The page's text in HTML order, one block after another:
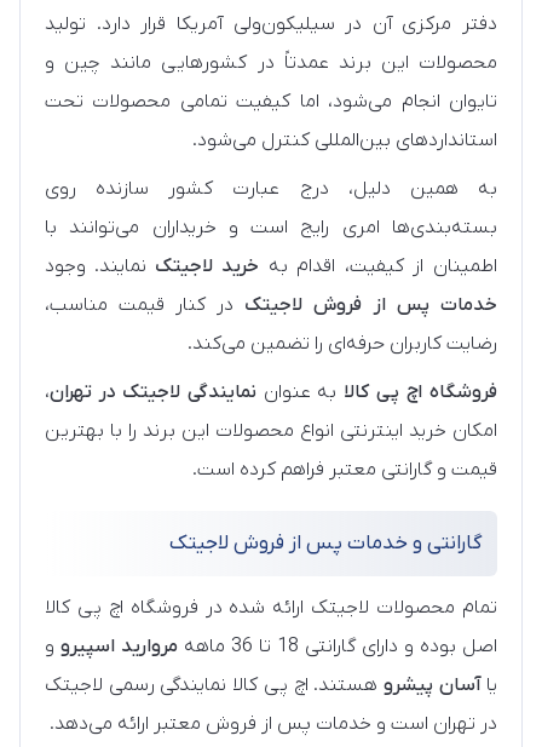
دفتر مرکزی آن در سیلیکون‌ولی آمریکا قرار دارد. تولید
محصولات این برند عمدتاً در کشورهایی مانند چین و
تایوان انجام می‌شود، اما کیفیت تمامی محصولات تحت
استانداردهای بین‌المللی کنترل می‌شود.
به همین دلیل، درج عبارت کشور سازنده روی
بسته‌بندی‌ها امری رایج است و خریداران می‌توانند با
اطمینان از کیفیت، اقدام به خرید لاجیتک نمایند. وجود
خدمات پس از فروش لاجیتک در کنار قیمت مناسب،
رضایت کاربران حرفه‌ای را تضمین می‌کند.
فروشگاه اچ پی کالا به‌ عنوان نمایندگی لاجیتک در تهران،
امکان خرید اینترنتی انواع محصولات این برند را با بهترین
قیمت و گارانتی معتبر فراهم کرده است.
گارانتی و خدمات پس از فروش لاجیتک
تمام محصولات لاجیتک ارائه شده در فروشگاه اچ پی کالا
اصل بوده و دارای گارانتی 18 تا 36 ماهه
مروارید اسپیرو و
یاآسان پیشرو هستند. اچ پی کالا نمایندگی رسمی لاجیتک
در تهران است و خدمات پس از فروش معتبر ارائه می‌دهد.